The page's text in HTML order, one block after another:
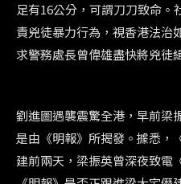
足有16公分，可謂刀刀致命。
責兇徒暴力行為，視香港法治
求警務處長曾偉雄盡快將兇徒
劉進圖遇襲震驚全港，早前梁
是由《明報》所揭發。據悉，
建前兩天，梁振英曾深夜致電